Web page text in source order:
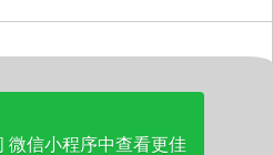
微信小程序中查看更佳